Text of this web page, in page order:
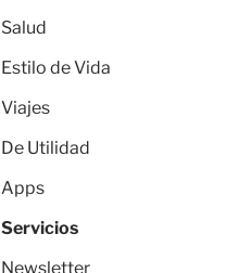
Salud
Estilo de Vida
Viajes
De Utilidad
Apps
Servicios
Newsletter